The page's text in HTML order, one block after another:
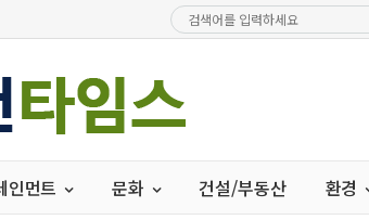
인먼트 문화 건설/부동산 환경